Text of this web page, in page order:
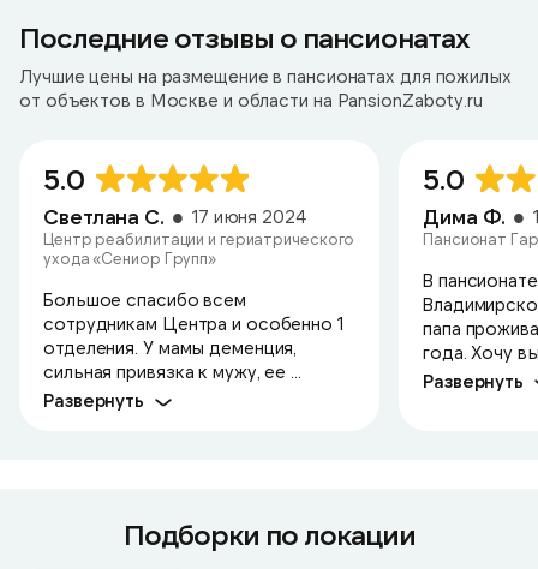
Последние отзывы о пансионатах
Лучшие цены на размещение в пансионатах для пожилых
от объектов в Москве и области на PansionZaboty.ru
5.0
Светлана С. 17 июня 2024
Центр реабилитации и гериатрического
ухода «Сениор Групп»
Большое спасибо всем
сотрудникам Центра и особенно 1
отделения. У мамы деменция,
сильная привязка к мужу, ее ...
Развернуть
5.0
Дима Ф.
Пансионат
В
папа
года. Хочу
Развернуть
Подборки по локации